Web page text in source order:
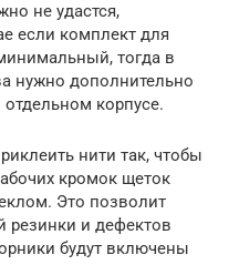
не удастся,
если комплект для
тогда в
нужно дополнительно
отдельном корпусе.
нити так, чтобы
кромок щеток
Это позволит
резинки и дефектов
будут включены